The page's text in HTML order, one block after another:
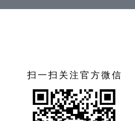
扫一扫关注官方微信